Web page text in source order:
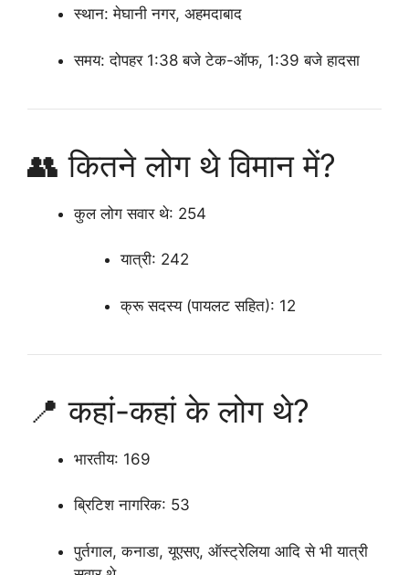
स्थान: मेघानी नगर, अहमदाबाद
समय: दोपहर 1:38 बजे टेक-ऑफ, 1:39 बजे हादसा
👥 कितने लोग थे विमान में?
कुल लोग सवार थे: 254
यात्री: 242
क्रू सदस्य (पायलट सहित): 12
📍 कहां-कहां के लोग थे?
भारतीय: 169
ब्रिटिश नागरिक: 53
पुर्तगाल, कनाडा, यूएसए, ऑस्ट्रेलिया आदि से भी यात्री